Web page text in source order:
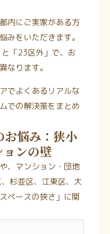
内にご実家がある方
みをいただきます。
「23区外」で、お
なります。
でよくあるリアルな
での解決策をまとめ
お悩み：狭小
ンの壁
、マンション・団地
杉並区、江東区、大
ペースの狭さ」に関